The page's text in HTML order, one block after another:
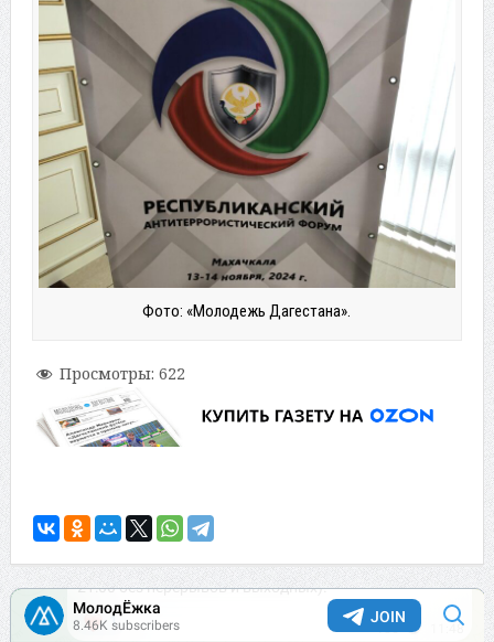
Фото: «Молодежь Дагестана».
Просмотры: 622